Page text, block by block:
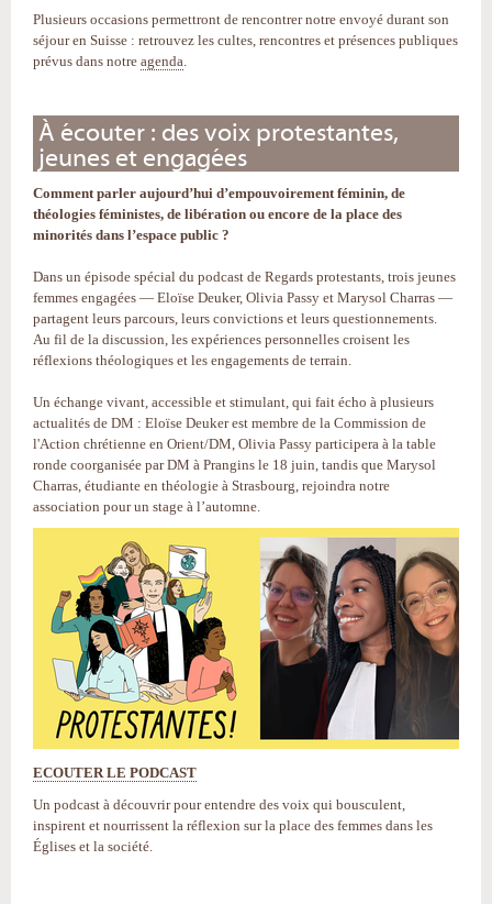
Plusieurs occasions permettront de rencontrer notre envoyé durant son
séjour en Suisse : retrouvez les cultes, rencontres et présences publiques
prévus dans notre agenda.
À écouter : des voix protestantes,
jeunes et engagées
Comment parler aujourd’hui d’empouvoirement féminin, de
théologies féministes, de libération ou encore de la place des
minorités dans l’espace public ?
Dans un épisode spécial du podcast de Regards protestants, trois jeunes
femmes engagées — Eloïse Deuker, Olivia Passy et Marysol Charras —
partagent leurs parcours, leurs convictions et leurs questionnements.
Au fil de la discussion, les expériences personnelles croisent les
réflexions théologiques et les engagements de terrain.
Un échange vivant, accessible et stimulant, qui fait écho à plusieurs
actualités de DM : Eloïse Deuker est membre de la Commission de
l'Action chrétienne en Orient/DM, Olivia Passy participera à la table
ronde coorganisée par DM à Prangins le 18 juin, tandis que Marysol
Charras, étudiante en théologie à Strasbourg, rejoindra notre
association pour un stage à l’automne.
ECOUTER LE PODCAST
Un podcast à découvrir pour entendre des voix qui bousculent,
inspirent et nourrissent la réflexion sur la place des femmes dans les
Églises et la société.